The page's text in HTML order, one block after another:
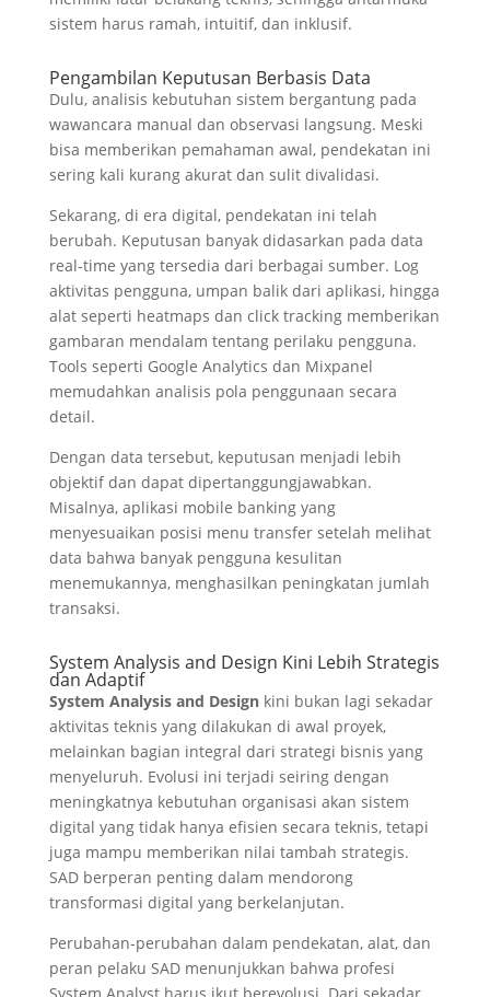
sistem harus ramah, intuitif, dan inklusif.
Pengambilan Keputusan Berbasis Data
Dulu, analisis kebutuhan sistem bergantung pada
wawancara manual dan observasi langsung. Meski
bisa memberikan pemahaman awal, pendekatan ini
sering kali kurang akurat dan sulit divalidasi.
Sekarang, di era digital, pendekatan ini telah
berubah. Keputusan banyak didasarkan pada data
real-time yang tersedia dari berbagai sumber. Log
aktivitas pengguna, umpan balik dari aplikasi, hingga
alat seperti heatmaps dan click tracking memberikan
gambaran mendalam tentang perilaku pengguna.
Tools seperti Google Analytics dan Mixpanel
memudahkan analisis pola penggunaan secara
detail.
Dengan data tersebut, keputusan menjadi lebih
objektif dan dapat dipertanggungjawabkan.
Misalnya, aplikasi mobile banking yang
menyesuaikan posisi menu transfer setelah melihat
data bahwa banyak pengguna kesulitan
menemukannya, menghasilkan peningkatan jumlah
transaksi.
System Analysis and Design Kini Lebih Strategis
dan Adaptif
System Analysis and Designkini bukan lagi sekadar
aktivitas teknis yang dilakukan di awal proyek,
melainkan bagian integral dari strategi bisnis yang
menyeluruh. Evolusi ini terjadi seiring dengan
meningkatnya kebutuhan organisasi akan sistem
digital yang tidak hanya efisien secara teknis, tetapi
juga mampu memberikan nilai tambah strategis.
SAD berperan penting dalam mendorong
transformasi digital yang berkelanjutan.
Perubahan-perubahan dalam pendekatan, alat, dan
peran pelaku SAD menunjukkan bahwa profesi
System Analyst harus ikut berevolusi. Dari sekadar